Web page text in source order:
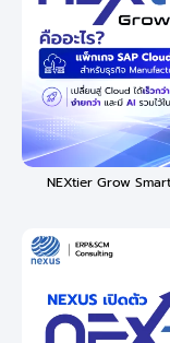
NEXtier Grow